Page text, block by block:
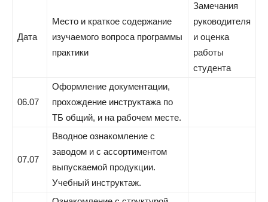
Дата
Место и краткое содержание
изучаемого вопроса программы
практики
Замечания
руководителя
и оценка
работы
студента
06.07
Оформление документации,
прохождение инструктажа по
ТБ общий, и на рабочем месте.
07.07
Вводное ознакомление с
заводом и с ассортиментом
выпускаемой продукции.
Учебный инструктаж.